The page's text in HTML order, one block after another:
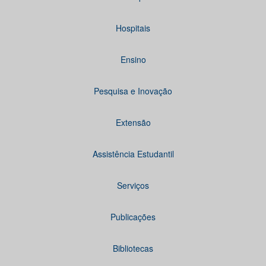
Hospitais
Ensino
Pesquisa e Inovação
Extensão
Assistência Estudantil
Serviços
Publicações
Bibliotecas